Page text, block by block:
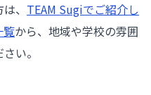
、 TEAM Sugiでご紹介し
覧から、地域や学校の雰囲
い。